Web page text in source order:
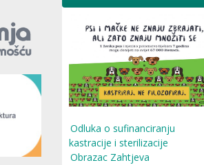
Odluka o sufinanciranju
kastracije i sterilizacije
Obrazac Zahtjeva